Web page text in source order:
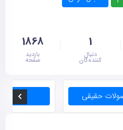
1868
بازدید
صفحه
1
دنیال
کننده‌گان